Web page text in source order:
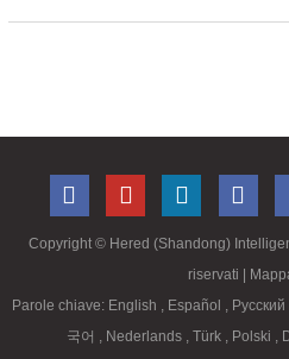
Copyright © Hered (Shandong)
riservati |
Parole chiave: English Español Русский
국어
Nederlands Türk Polski